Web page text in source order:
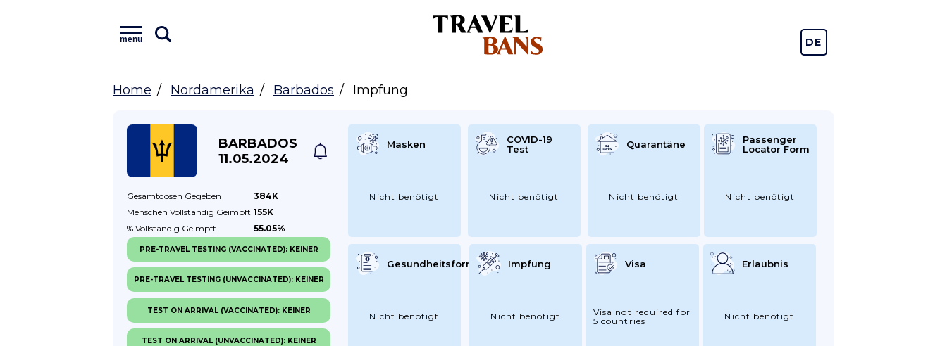
menu DE
Home Nordamerika Barbados Impfung
BARBADOS
11.05.2024
Gesamtdosen Gegeben
384K
Menschen Vollständig Geimpft 155K
% Vollständig Geimpft 55.05%
Masken
Nicht benötigt
COVID-19
Test
Nicht benötigt
Quarantäne
Nicht benötigt
Passenger
Locator Form
Nicht benötigt
Gesundheitsformular
Nicht benötigt
Impfung
Nicht benötigt
Visa
Visa not required for
5 countries
Erlaubnis
Nicht benötigt
PRE-TRAVEL TESTING (VACCINATED): KEINER
PRE-TRAVEL TESTING (UNVACCINATED): KEINER
TEST ON ARRIVAL (VACCINATED): KEINER
TEST ON ARRIVAL (UNVACCINATED): KEINER